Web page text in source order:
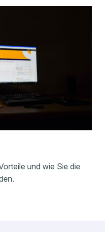
und wie Sie die